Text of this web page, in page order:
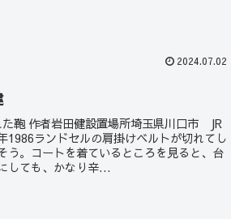
2024.07.02
鞄 作者岩田健設置場所埼玉県川口市 JR
1986ランドセルの肩掛けベルトが切れてし
う。コートを着ているところを見ると、台
しても、かなり辛...